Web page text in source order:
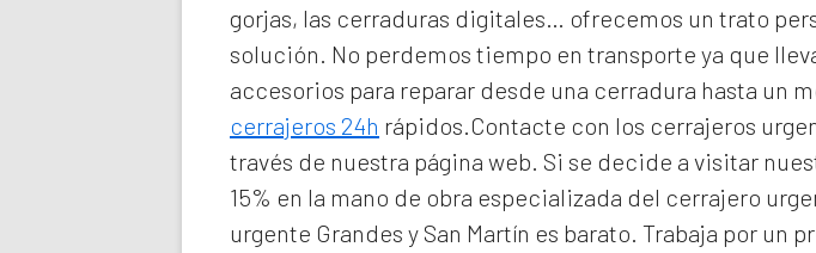
gorjas, las cerraduras digitales… ofrecemos un trato
solución. No perdemos tiempo en transporte ya que
accesorios para reparar desde una cerradura hasta un
cerrajeros 24h rápidos.Contacte con los cerrajeros
través de nuestra página web. Si se decide a visitar
15% en la mano de obra especializada del cerrajero
urgente Grandes y San Martín es barato. Trabaja por un